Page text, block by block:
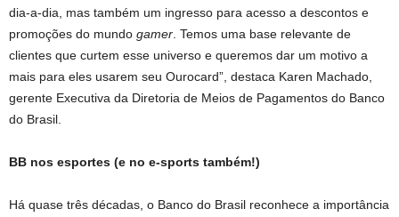
dia-a-dia, mas também um ingresso para acesso a descontos e
promoções do mundo gamer . Temos uma base relevante de
clientes que curtem esse universo e queremos dar um motivo a
mais para eles usarem seu Ourocard”, destaca Karen Machado,
gerente Executiva da Diretoria de Meios de Pagamentos do Banco
do Brasil.
BB nos esportes (e no e-sports também!)
Há quase três décadas, o Banco do Brasil reconhece a importância